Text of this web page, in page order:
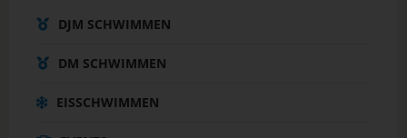
DJM SCHWIMMEN
DM SCHWIMMEN
EISSCHWIMMEN